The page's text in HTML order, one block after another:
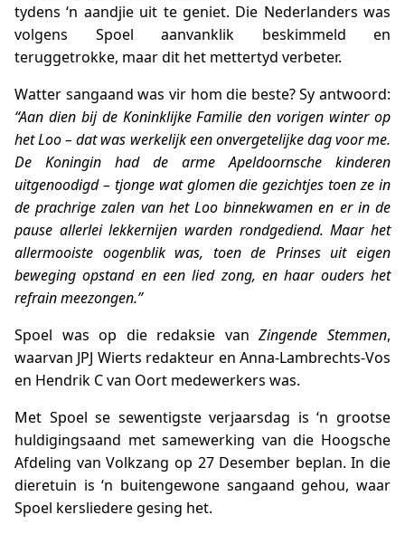
tydens ‘n aandjie uit te geniet. Die Nederlanders was
volgens Spoel aanvanklik beskimmeld en
teruggetrokke, maar dit het mettertyd verbeter.
Watter sangaand was vir hom die beste? Sy antwoord:
“Aan dien bij de Koninklijke Familie den vorigen winter op
het Loo – dat was werkelijk een onvergetelijke dag voor me.
De Koningin had de arme Apeldoornsche kinderen
uitgenoodigd – tjonge wat glomen die gezichtjes toen ze in
de prachrige zalen van het Loo binnekwamen en er in de
pause allerlei lekkernijen warden rondgediend. Maar het
allermooiste oogenblik was, toen de Prinses uit eigen
beweging opstand en een lied zong, en haar ouders het
refrain meezongen.”
Spoel was op die redaksie vanZingende Stemmen,
waarvan JPJ Wierts redakteur en Anna-Lambrechts-Vos
en Hendrik C van Oort medewerkers was.
Met Spoel se sewentigste verjaarsdag is ‘n grootse
huldigingsaand met samewerking van die Hoogsche
Afdeling van Volkzang op 27 Desember beplan. In die
dieretuin is ‘n buitengewone sangaand gehou, waar
Spoel kersliedere gesing het.